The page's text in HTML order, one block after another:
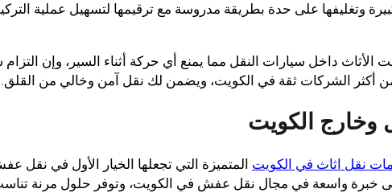
وتغليفها على حدة بطريقة مدروسة مع ترقيمها لتسهيل عملية
الأثاث داخل سيارات النقل مما يمنع أي حركة أثناء السير، وإن
أكثر الشركات ثقة في الكويت، ويضمن لك نقل آمن وخالي من القلق.
وخارج الكويت
نقل اثاث في الكويت المتميزة التي تجعلها الخيار الأول في نقل
خبرة واسعة في مجال نقل عفش في الكويت، وتوفر حلول مرنة